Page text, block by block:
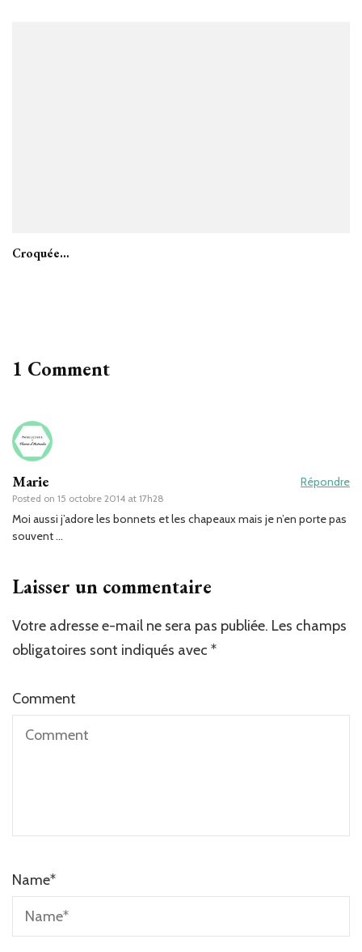
Croquée…
1 Comment
Marie
Posted on 15 octobre 2014 at 17h28
Répondre
Moi aussi j’adore les bonnets et les chapeaux mais je n’en porte pas
souvent …
Laisser un commentaire
Votre adresse e-mail ne sera pas publiée. Les champs
obligatoires sont indiqués avec *
Comment
Name*